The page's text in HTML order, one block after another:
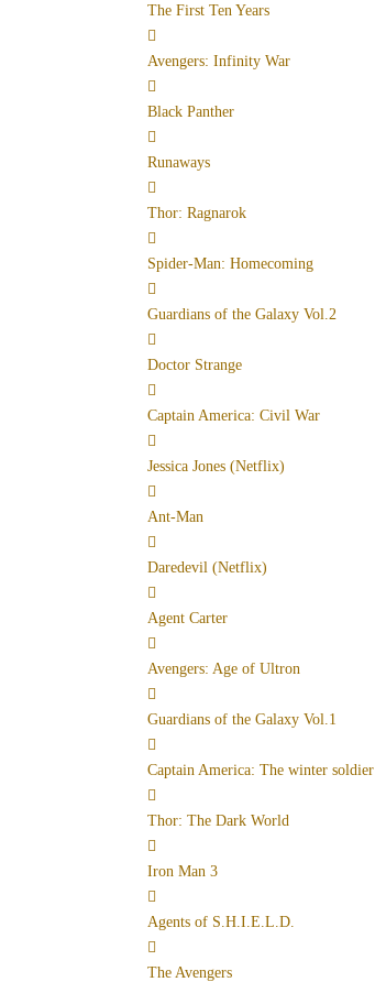
The First Ten Years
Avengers: Infinity War
Black Panther
Runaways
Thor: Ragnarok
Spider-Man: Homecoming
Guardians of the Galaxy Vol.2
Doctor Strange
Captain America: Civil War
Jessica Jones (Netflix)
Ant-Man
Daredevil (Netflix)
Agent Carter
Avengers: Age of Ultron
Guardians of the Galaxy Vol.1
Captain America: The winter soldier
Thor: The Dark World
Iron Man 3
Agents of S.H.I.E.L.D.
The Avengers